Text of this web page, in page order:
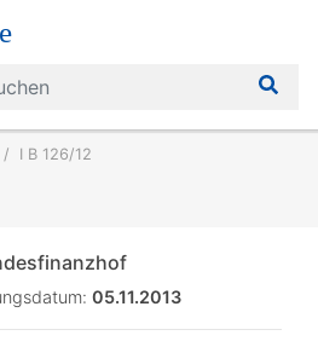
I B 126/12
05.11.2013